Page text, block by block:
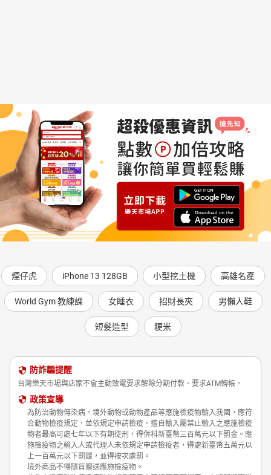
煙仔虎 iPhone 13 128GB 小型挖土機 高雄名產
World Gym 教練課 女睡衣 招財長夾 男懶人鞋
短髮造型 粳米
防詐騙提醒
台灣樂天市場與店家不會主動致電要求解除分期付款、要求ATM轉帳。
政策宣導
為防治動物傳染病，境外動物或動物產品等應施檢疫物輸入我國，應符
合動物檢疫規定，並依規定申請檢疫。擅自輸入屬禁止輸入之應施檢疫
物者最高可處七年以下有期徒刑，得併科新臺幣三百萬元以下罰金。應
施檢疫物之輸入人或代理人未依規定申請檢疫者，得處新臺幣五萬元以
上一百萬元以下罰鍰，並得按次處罰。
境外商品不得隨貨贈送應施檢疫物。